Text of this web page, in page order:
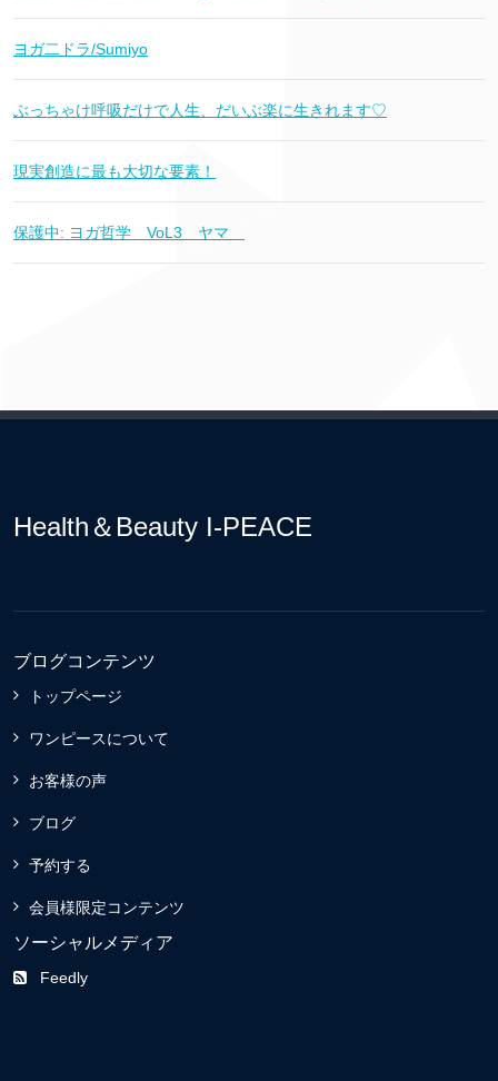
ヨガ二ドラ/Sumiyo
ぶっちゃけ呼吸だけで人生、だいぶ楽に生きれます♡
現実創造に最も大切な要素！
保護中: ヨガ哲学 VoL3 ヤマ
Health＆Beauty I-PEACE
ブログコンテンツ
トップページ
ワンピースについて
お客様の声
ブログ
予約する
会員様限定コンテンツ
ソーシャルメディア
Feedly